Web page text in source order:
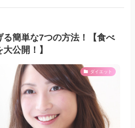
る簡単な7つの方法！【食べ
公開！】
ダイエット